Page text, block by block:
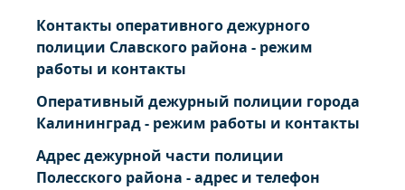
Контакты оперативного дежурного
полиции Славского района - режим
работы и контакты
Оперативный дежурный полиции города
Калининград - режим работы и контакты
Адрес дежурной части полиции
Полесского района - адрес и телефон